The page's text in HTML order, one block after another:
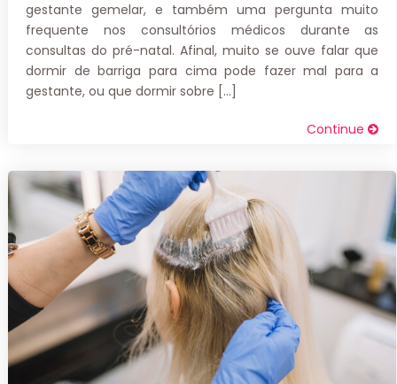
gestante gemelar, e também uma pergunta muito
frequente nos consultórios médicos durante as
consultas do pré-natal. Afinal, muito se ouve falar que
dormir de barriga para cima pode fazer mal para a
gestante, ou que dormir sobre […]
Continue